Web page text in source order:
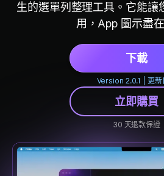
聯絡我們
服務條款
生的選單列整理工具。它能讓
用，App 圖示盡
下載
Version 2.0.1 | 更新
立即購買
30 天退款保證